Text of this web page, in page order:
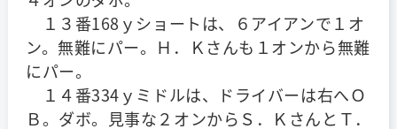
１３番168ｙショートは、６アイアンで１オ
ン。無難にパー。Ｈ．Ｋさんも１オンから無難
にパー。
１４番334ｙミドルは、ドライバーは右へＯ
Ｂ。ダボ。見事な２オンからＳ．ＫさんとＴ．